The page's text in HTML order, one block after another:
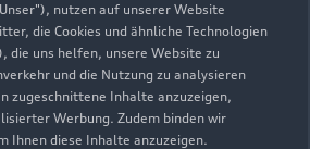
nutzen auf unserer Website
die Cookies und ähnliche Technologien
die uns helfen, unsere Website zu
und die Nutzung zu analysieren
zugeschnittene Inhalte anzuzeigen,
Werbung. Zudem binden wir
Ihnen diese Inhalte anzuzeigen.
herunterladen